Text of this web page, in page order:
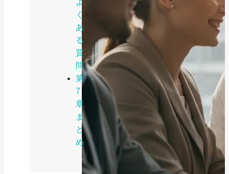
く
あ
る
質
問
第
7
章
ま
と
め